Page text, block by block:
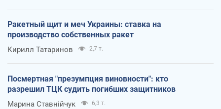
Ракетный щит и меч Украины: ставка на
производство собственных ракет
Кирилл Татаринов 2,7 т.
Посмертная "презумпция виновности": кто
разрешил ТЦК судить погибших защитников
Марина Ставнійчук 6,3 т.